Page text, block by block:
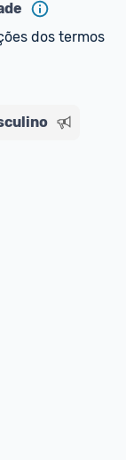
úteis.*
dos termos